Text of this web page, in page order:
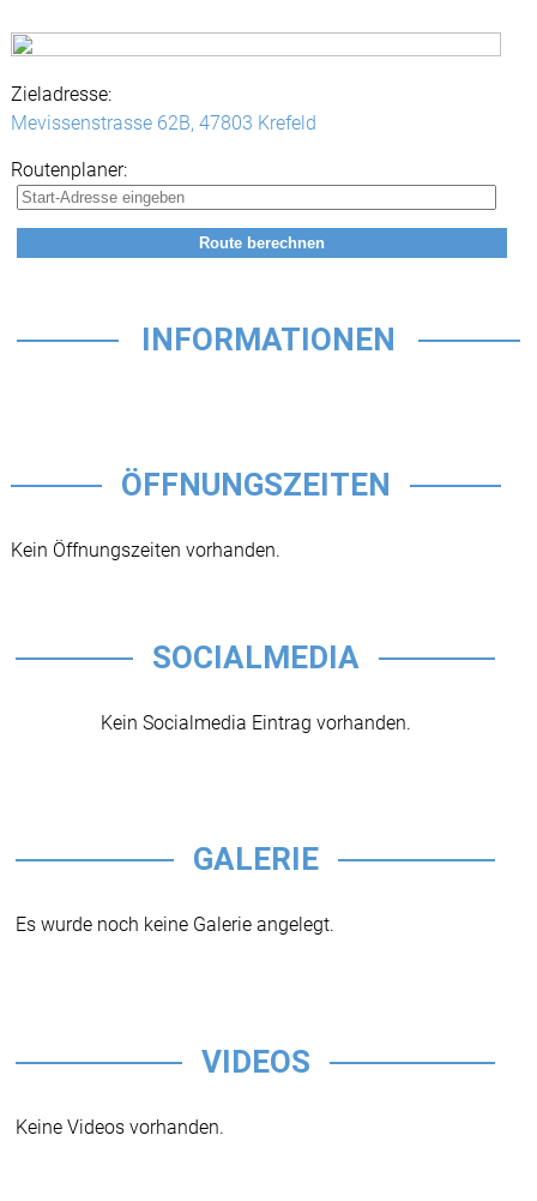
Zieladresse:
Mevissenstrasse 62B, 47803 Krefeld
Routenplaner:
INFORMATIONEN
ÖFFNUNGSZEITEN
Kein Öffnungszeiten vorhanden.
SOCIALMEDIA
Kein Socialmedia Eintrag vorhanden.
GALERIE
Es wurde noch keine Galerie angelegt.
VIDEOS
Keine Videos vorhanden.